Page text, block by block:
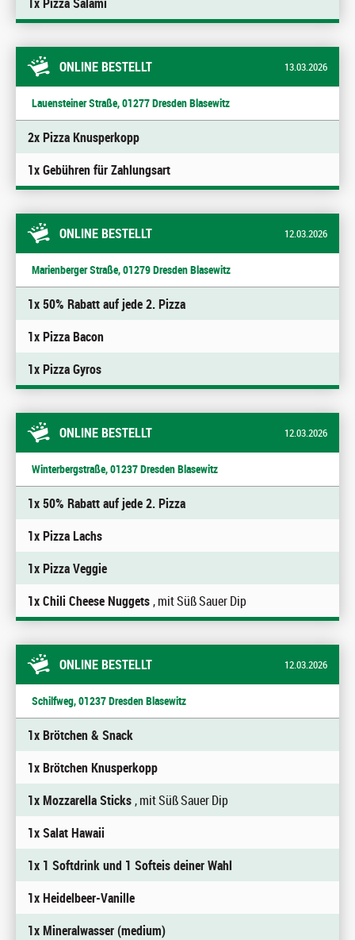
ONLINE BESTELLT 13.03.2026
Lauensteiner Straße, 01277 Dresden Blasewitz
2x Pizza Knusperkopp
1x Gebühren für Zahlungsart
ONLINE BESTELLT 12.03.2026
Marienberger Straße, 01279 Dresden Blasewitz
1x 50% Rabatt auf jede 2. Pizza
1x Pizza Bacon
1x Pizza Gyros
ONLINE BESTELLT 12.03.2026
Winterbergstraße, 01237 Dresden Blasewitz
1x 50% Rabatt auf jede 2. Pizza
1x Pizza Lachs
1x Pizza Veggie
1x Chili Cheese Nuggets, mit Süß Sauer Dip
ONLINE BESTELLT 12.03.2026
Schilfweg, 01237 Dresden Blasewitz
1x Brötchen & Snack
1x Brötchen Knusperkopp
1x Mozzarella Sticks, mit Süß Sauer Dip
1x Salat Hawaii
1x 1 Softdrink und 1 Softeis deiner Wahl
1x Heidelbeer-Vanille
1x Mineralwasser (medium)